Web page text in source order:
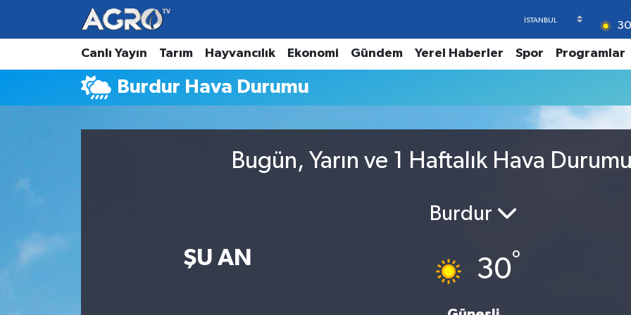
30
Canlı Yayın Tarım Hayvancılık Ekonomi Gündem Yerel Haberler Spor Programlar
Burdur Hava Durumu
Bugün, Yarın ve 1 Haftalık Hava
ŞU AN
Burdur
30°
Hava Durumu
Trafik Durumu
Haber Arşivi